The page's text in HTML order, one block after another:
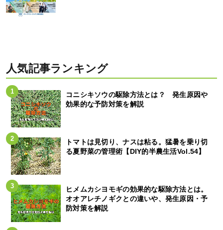
人気記事ランキング
コニシキソウの駆除方法とは？ 発生原因や
効果的な予防対策を解説
トマトは見切り、ナスは粘る。猛暑を乗り切
る夏野菜の管理術【DIY的半農生活Vol.54】
ヒメムカシヨモギの効果的な駆除方法とは。
オオアレチノギクとの違いや、発生原因・予
防対策を解説